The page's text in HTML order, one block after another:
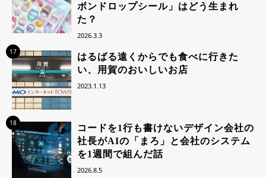
ボンドロップシール」はどう生まれ
た？
2026.3.3
17
はるばる遠くからでも食べに行きた
い、用賀のおいしいお店
2023.1.13
18
コードを1行も書けないデザイン会社の
社長がAIの「まろ」と会社のシステム
を1週間で組んだ話
2026.8.5